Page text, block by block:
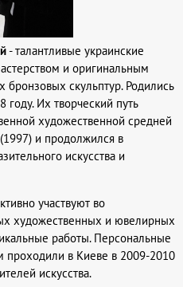
- талантливые украинские
и оригинальным
скульптур. Родились
Их творческий путь
художественной средней
и продолжился в
искусства и
участвуют во
художественных и ювелирных
работы. Персональные
проходили в Киеве в 2009-2010
искусства.